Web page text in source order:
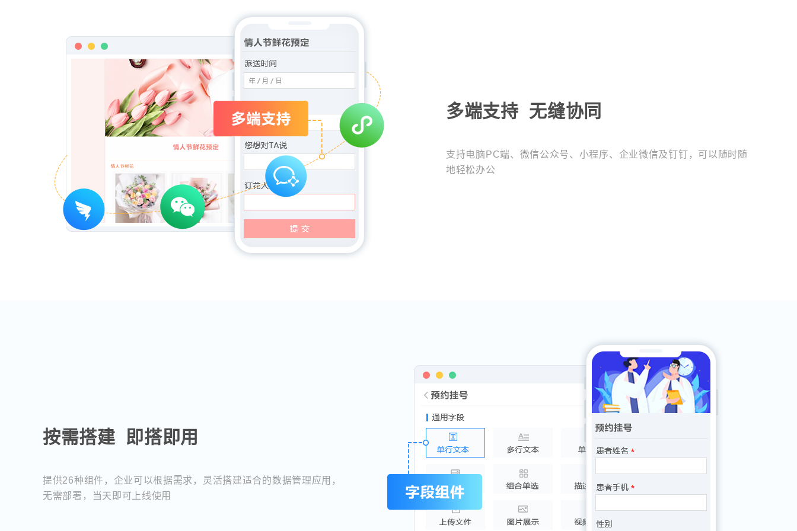
多端支持 无缝协同
支持电脑PC端、微信公众号、小程序、企业微信及钉钉，可以随时随
地轻松办公
按需搭建 即搭即用
提供26种组件，企业可以根据需求，灵活搭建适合的数据管理应用，
无需部署，当天即可上线使用